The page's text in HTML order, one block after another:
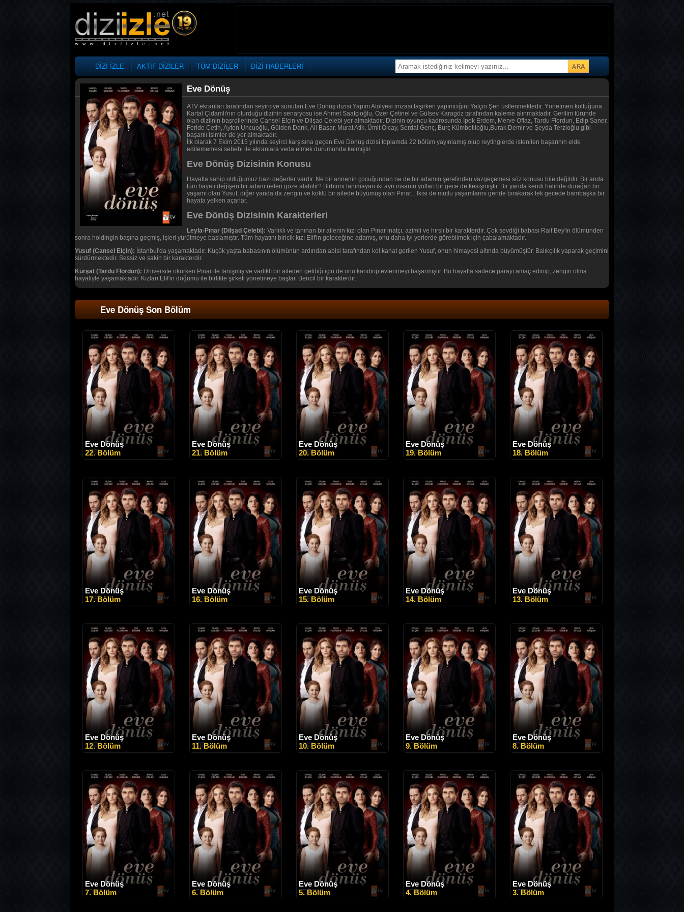
DİZİ İZLE AKTİF DİZİLER TÜM DİZİLER DİZİ HABERLERİ
Eve Dönüş
ATV ekranları tarafından seyirciye sunulan Eve Dönüş dizisi Yapım Atölyesi imzası taşırken yapımcığını Yalçın Şen üstlenmektedir. Yönetmen koltuğuna
Kartal Çidamlı'nın oturduğu dizinin senaryosu ise Ahmet Saatçioğlu, Özer Çetinel ve Gülsev Karagöz tarafından kaleme alınmaktadır. Gerilim türünde
olan diziinin başrollerinde Cansel Elçin ve Dilşad Çelebi yer almaktadır. Dizinin oyuncu kadrosunda İpek Erdem, Merve Oflaz, Tardu Flordun, Edip Saner,
Feride Çetin, Ayten Uncuoğlu, Gülden Darık, Ali Başar, Murat Atik, Ümit Olcay, Serdal Genç, Burç Kümbetlioğlu,Burak Demir ve Şeyda Terzioğlu gibi
başarılı isimler de yer almaktadır.
İlk olarak 7 Ekim 2015 yılında seyirci karşısına geçen Eve Dönüş dizisi toplamda 22 bölüm yayınlamış olup reytinglerde istenilen başarının elde
edilememesi sebebi ile ekranlara veda etmek durumunda kalmıştır.
Eve Dönüş Dizisinin Konusu
Hayatta sahip olduğumuz bazı değerler vardır. Ne bir annenin çocuğundan ne de bir adamın şerefinden vazgeçemesi söz konusu bile değildir. Bir anda
tüm hayatı değişen bir adam neleri göze alabilir? Birbirini tanımayan iki ayrı insanın yolları bir gece de kesişmiştir. Bir yanda kendi halinde durağan bir
yaşamı olan Yusuf, diğer yanda da zengin ve köklü bir ailede büyümüş olan Pınar... İkisi de mutlu yaşamlarını geride bırakarak tek gecede bambaşka bir
hayata yelken açarlar.
Eve Dönüş Dizisinin Karakterleri
Leyla-Pınar (Dilşad Çelebi): Varlıklı ve tanınan bir ailenin kızı olan Pınar inatçı, azimli ve hırslı bir karakterdir. Çok sevdiği babası Raif Bey'in ölümünden
sonra holdingin başına geçmiş, işleri yürütmeye başlamıştır. Tüm hayatını biricik kızı Elif'in geleceğine adamış, onu daha iyi yerlerde görebilmek için çabalamaktadır.
Yusuf (Cansel Elçin): İstanbul'da yaşamaktadır. Küçük yaşta babasının ölümünün ardından abisi tarafından kol kanat gerilen Yusuf, onun himayesi altında büyümüştür. Balıkçılık yaparak geçimini
sürdürmektedir. Sessiz ve sakin bir karakterdir.
Kürşat (Tardu Flordun): Üniversite okurken Pınar ile tanışmış ve varlıklı bir aileden geldiği için de onu kandırıp evlenmeyi başarmıştır. Bu hayatta sadece parayı amaç edinip, zengin olma
hayaliyle yaşamaktadır. Kızları Elif'in doğumu ile birlikte şirketi yönetmeye başlar. Bencil bir karakterdir.
Eve Dönüş Son Bölüm
Eve Dönüş
22. Bölüm
Eve Dönüş
21. Bölüm
Eve Dönüş
20. Bölüm
Eve Dönüş
19. Bölüm
Eve Dönüş
18. Bölüm
Eve Dönüş
17. Bölüm
Eve Dönüş
16. Bölüm
Eve Dönüş
15. Bölüm
Eve Dönüş
14. Bölüm
Eve Dönüş
13. Bölüm
Eve Dönüş
12. Bölüm
Eve Dönüş
11. Bölüm
Eve Dönüş
10. Bölüm
Eve Dönüş
9. Bölüm
Eve Dönüş
8. Bölüm
Eve Dönüş
7. Bölüm
Eve Dönüş
6. Bölüm
Eve Dönüş
5. Bölüm
Eve Dönüş
4. Bölüm
Eve Dönüş
3. Bölüm